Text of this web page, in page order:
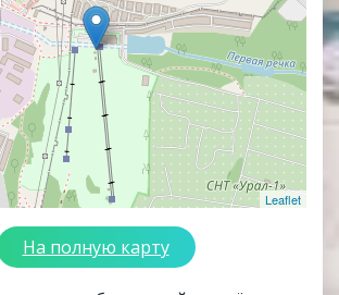
Leaflet
На полную карту